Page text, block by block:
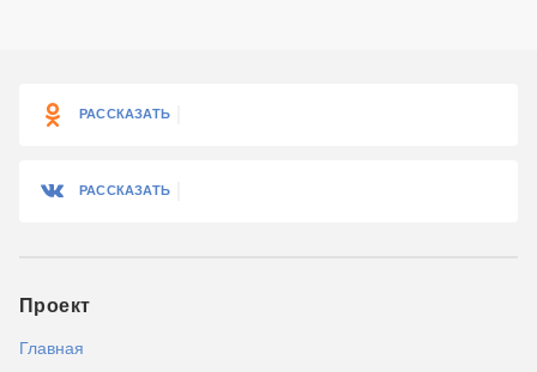
РАССКАЗАТЬ
РАССКАЗАТЬ
Проект
Главная